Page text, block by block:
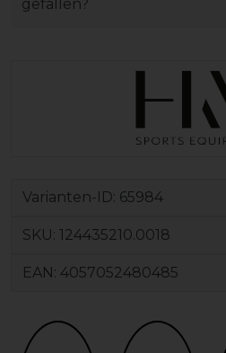
gefallen?
Varianten-ID: 65984
SKU: 124435210.0018
EAN: 4057052480485